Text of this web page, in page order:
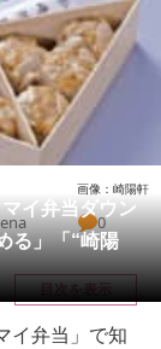
イ弁当ダウン
る」「“崎陽
画像：崎陽軒
0
目次を表示
イ弁当」で知